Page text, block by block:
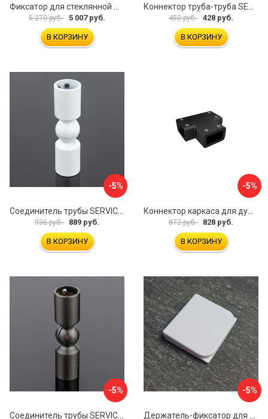
5 270 руб. 5 007 руб.
В КОРЗИНУ
450 руб. 428 руб.
В КОРЗИНУ
-5%
936 руб. 889 руб.
В КОРЗИНУ
-5%
872 руб. 828 руб.
В КОРЗИНУ
-5% -5%